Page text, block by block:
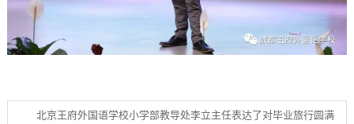
北京王府外国语学校小学部教导处李立主任表达了对毕业旅行圆满